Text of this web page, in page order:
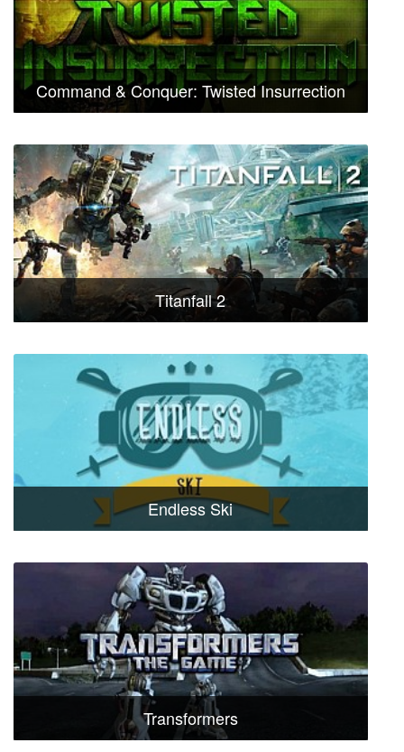
Command & Conquer: Twisted Insurrection
Titanfall 2
Endless Ski
Transformers